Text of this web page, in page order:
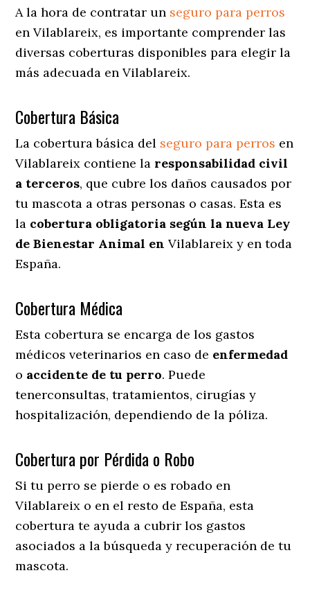
A la hora de contratar un seguro para perros
en Vilablareix, es importante comprender las
diversas coberturas disponibles para elegir la
más adecuada en Vilablareix.
Cobertura Básica
La cobertura básica del seguro para perros en
Vilablareix contiene la responsabilidad civil
a terceros, que cubre los daños causados por
tu mascota a otras personas o casas. Esta es
la cobertura obligatoria según la nueva Ley
de Bienestar Animal enVilablareix y en toda
España.
Cobertura Médica
Esta cobertura se encarga de los gastos
médicos veterinarios en caso de enfermedad
o accidente de tu perro. Puede
tenerconsultas, tratamientos, cirugías y
hospitalización, dependiendo de la póliza.
Cobertura por Pérdida o Robo
Si tu perro se pierde o es robado en
Vilablareix o en el resto de España, esta
cobertura te ayuda a cubrir los gastos
asociados a la búsqueda y recuperación de tu
mascota.